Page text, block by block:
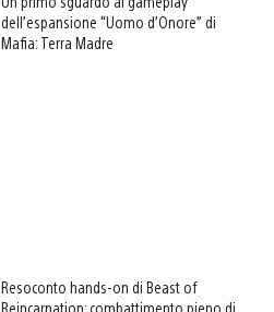
dell’espansione “Uomo d’Onore” di
Mafia: Terra Madre
Resoconto hands-on di Beast of
Reincarnation: combattimento pieno di